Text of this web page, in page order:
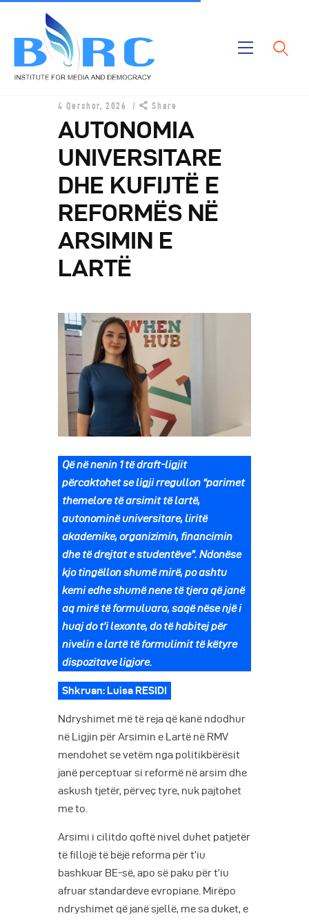
Publikimet
Projektet
Rreth Nesh
4 Qershor, 2026 Share
AUTONOMIA
UNIVERSITARE
DHE KUFIJTË E
REFORMËS NË
ARSIMIN E
LARTË
Që në nenin 1 të draft-ligjit
përcaktohet se ligji rregullon “parimet
themelore të arsimit të lartë,
autonominë universitare, liritë
akademike, organizimin, financimin
dhe të drejtat e studentëve”. Ndonëse
kjo tingëllon shumë mirë, po ashtu
kemi edhe shumë nene të tjera që janë
aq mirë të formuluara, saqë nëse një i
huaj do t’i lexonte, do të habitej për
nivelin e lartë të formulimit të këtyre
dispozitave ligjore.
Shkruan: Luisa RESIDI
Ndryshimet më të reja që kanë ndodhur
në Ligjin për Arsimin e Lartë në RMV
mendohet se vetëm nga politikbërësit
janë perceptuar si reformë në arsim dhe
askush tjetër, përveç tyre, nuk pajtohet
me to.
Arsimi i cilitdo qoftë nivel duhet patjetër
të fillojë të bëjë reforma për t’iu
bashkuar BE-së, apo së paku për t’iu
afruar standardeve evropiane. Mirëpo
ndryshimet që janë sjellë, me sa duket, e